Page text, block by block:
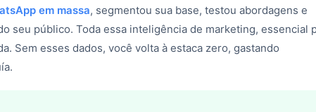
em massa, segmentou sua base, testou abordagens e
seu público. Toda essa inteligência de marketing, essencial
Sem esses dados, você volta à estaca zero, gastando